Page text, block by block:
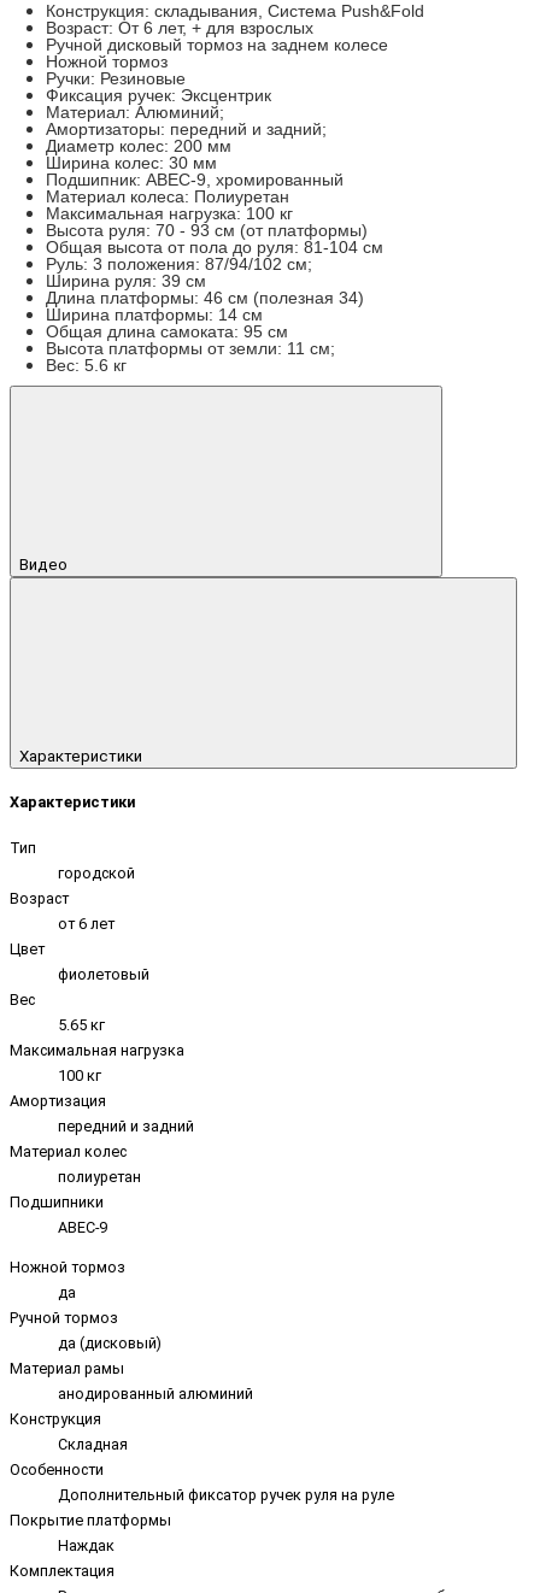
Конструкция: складывания, Система Push&Fold
Возраст: От 6 лет, + для взрослых
Ручной дисковый тормоз на заднем колесе
Ножной тормоз
Ручки: Резиновые
Фиксация ручек: Эксцентрик
Материал: Алюминий;
Амортизаторы: передний и задний;
Диаметр колес: 200 мм
Ширина колес: 30 мм
Подшипник: АВЕС-9, хромированный
Материал колеса: Полиуретан
Максимальная нагрузка: 100 кг
Высота руля: 70 - 93 см (от платформы)
Общая высота от пола до руля: 81-104 см
Руль: 3 положения: 87/94/102 см;
Ширина руля: 39 см
Длина платформы: 46 см (полезная 34)
Ширина платформы: 14 см
Общая длина самоката: 95 см
Высота платформы от земли: 11 см;
Вес: 5.6 кг
Видео
Характеристики
Характеристики
Тип
городской
Возраст
от 6 лет
Цвет
фиолетовый
Вес
5.65 кг
Максимальная нагрузка
100 кг
Амортизация
передний и задний
Материал колес
полиуретан
Подшипники
ABEC-9
Ножной тормоз
да
Ручной тормоз
да (дисковый)
Материал рамы
анодированный алюминий
Конструкция
Складная
Особенности
Дополнительный фиксатор ручек руля на руле
Покрытие платформы
Наждак
Комплектация